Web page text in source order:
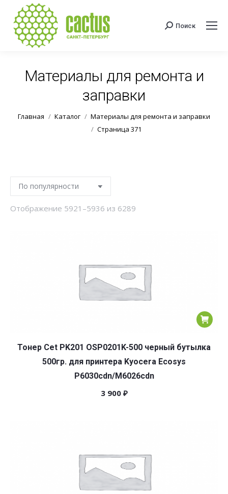
Поиск:
Поиск
Материалы для ремонта и
заправки
Вы здесь:
Главная Каталог
Материалы для ремонта и заправки
Страница 371
Отображение 5921–5936 из 6289
Тонер Cet PK201 OSP0201K-500 черный бутылка
500гр. для принтера Kyocera Ecosys
P6030cdn/M6026cdn
3 900 ₽